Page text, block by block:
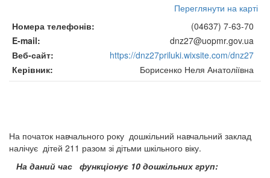
Переглянути на карті
Номера телефонів
(04637) 7-63-70
E-mail
dnz27@uopmr.gov.ua
Веб-сайт
https://dnz27priluki.wixsite.com/dnz27
Керівник
Борисенко Неля Анатоліївна
На початок навчального року дошкільний навчальний заклад
налічує дітей 211 разом зі дітьми шкільного віку.
На даний час функціонує 10 дошкільних груп: